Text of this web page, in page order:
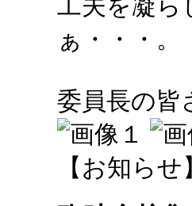
工夫を凝ら
ぁ・・・。
委員長の皆
【お知ら